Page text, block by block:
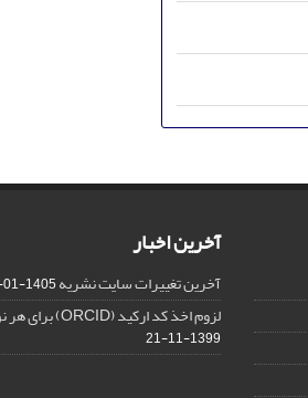
آخرین اخبار
آخرین تغییرات سایت نشریه1405-01-20
لزوم اخذ کد ارکید (ORCID) برای هر نویسنده
1399-11-21